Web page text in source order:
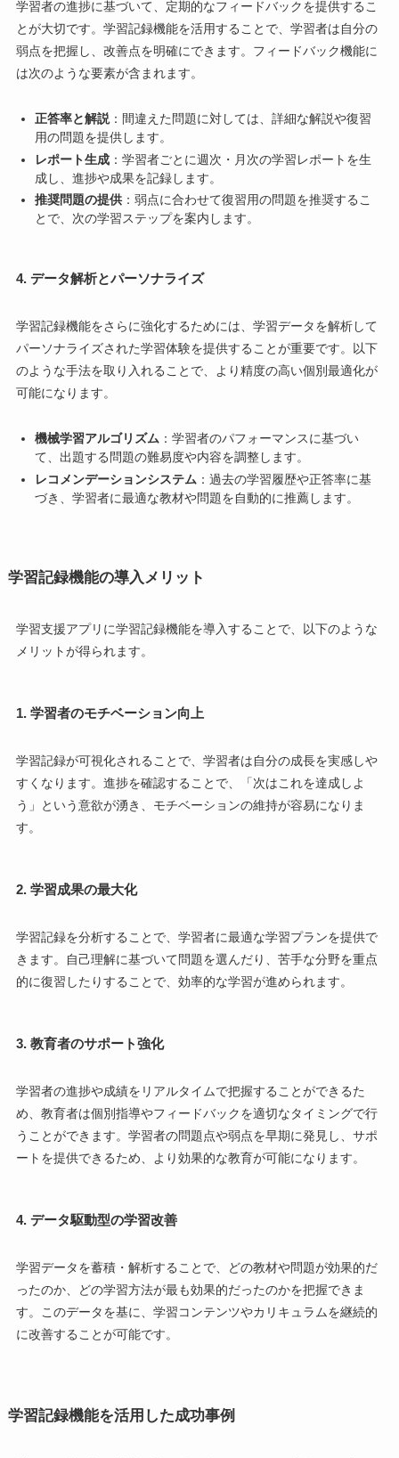
学習者の進捗に基づいて、定期的なフィードバックを提供するこ
とが大切です。学習記録機能を活用することで、学習者は自分の
弱点を把握し、改善点を明確にできます。フィードバック機能に
は次のような要素が含まれます。
正答率と解説：間違えた問題に対しては、詳細な解説や復習
用の問題を提供します。
レポート生成：学習者ごとに週次・月次の学習レポートを生
成し、進捗や成果を記録します。
推奨問題の提供：弱点に合わせて復習用の問題を推奨するこ
とで、次の学習ステップを案内します。
4. データ解析とパーソナライズ
学習記録機能をさらに強化するためには、学習データを解析して
パーソナライズされた学習体験を提供することが重要です。以下
のような手法を取り入れることで、より精度の高い個別最適化が
可能になります。
機械学習アルゴリズム：学習者のパフォーマンスに基づい
て、出題する問題の難易度や内容を調整します。
レコメンデーションシステム ：過去の学習履歴や正答率に基
づき、学習者に最適な教材や問題を自動的に推薦します。
学習記録機能の導入メリット
学習支援アプリに学習記録機能を導入することで、以下のような
メリットが得られます。
1. 学習者のモチベーション向上
学習記録が可視化されることで、学習者は自分の成長を実感しや
すくなります。進捗を確認することで、「次はこれを達成しよ
う」という意欲が湧き、モチベーションの維持が容易になりま
す。
2. 学習成果の最大化
学習記録を分析することで、学習者に最適な学習プランを提供で
きます。自己理解に基づいて問題を選んだり、苦手な分野を重点
的に復習したりすることで、効率的な学習が進められます。
3. 教育者のサポート強化
学習者の進捗や成績をリアルタイムで把握することができるた
め、教育者は個別指導やフィードバックを適切なタイミングで行
うことができます。学習者の問題点や弱点を早期に発見し、サポ
ートを提供できるため、より効果的な教育が可能になります。
4. データ駆動型の学習改善
学習データを蓄積・解析することで、どの教材や問題が効果的だ
ったのか、どの学習方法が最も効果的だったのかを把握できま
す。このデータを基に、学習コンテンツやカリキュラムを継続的
に改善することが可能です。
学習記録機能を活用した成功事例